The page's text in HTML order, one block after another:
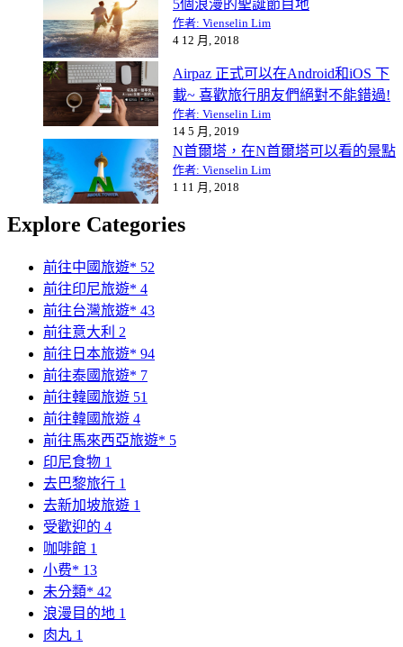
5個浪漫的聖誕節目地
作者: Vienselin Lim
4 12 月, 2018
Airpaz 正式可以在Android和iOS 下
載~ 喜歡旅行朋友們絕對不能錯過!
作者: Vienselin Lim
14 5 月, 2019
N首爾塔，在N首爾塔可以看的景點
作者: Vienselin Lim
1 11 月, 2018
Explore Categories
前往中國旅遊* 52
前往印尼旅遊* 4
前往台灣旅遊* 43
前往意大利 2
前往日本旅遊* 94
前往泰國旅遊* 7
前往韓國旅遊 51
前往韓國旅遊 4
前往馬來西亞旅遊* 5
印尼食物 1
去巴黎旅行 1
去新加坡旅遊 1
受歡迎的 4
咖啡館 1
小费* 13
未分類* 42
浪漫目的地 1
肉丸 1